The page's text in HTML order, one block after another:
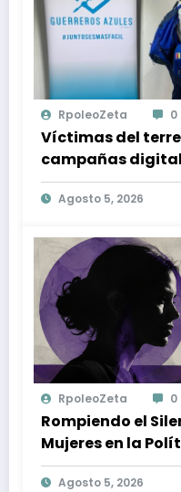
RpoleoZeta 0
Víctimas del
campañas
gastos médicos
Agosto 5, 2026
RpoleoZeta 0
Rompiendo el
Mujeres en la
contra la
Agosto 5, 2026